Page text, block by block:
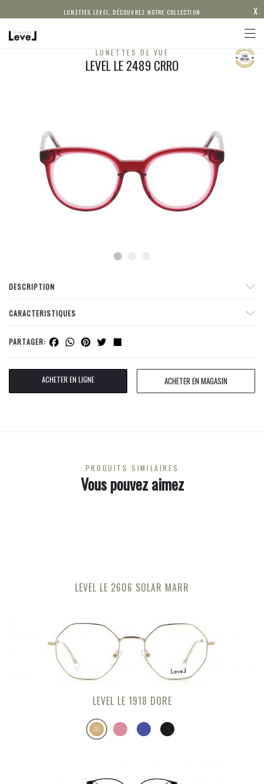
LUNETTES LEVEL, DÉCOUVREZ NOTRE COLLECTION X
LUNETTES DE VUE
LEVEL LE 2489 CRRO
DESCRIPTION
CARACTERISTIQUES
PARTAGER: Facebook
WhatsApp
Pinterest
Twitter
ACHETER EN LIGNE ACHETER EN MAGASIN
PRODUITS SIMILAIRES
Vous pouvez aimez
LEVEL LE 2606 SOLAR MARR
LEVEL LE 1918 DORE